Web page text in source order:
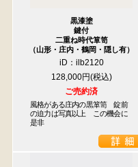
黒漆塗
鍵付
二重ね時代箪笥
（山形・庄内・鶴岡・隠し有）
iD：ilb2120
128,000円
ご売約済
風格がある庄内の黒箪笥　錠前
の迫力は写真以上　この機会に
是非